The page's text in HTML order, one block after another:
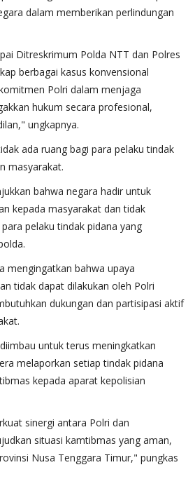
dalam memberikan perlindungan
Ditreskrimum Polda NTT dan Polres
berbagai kasus konvensional
Polri dalam menjaga
hukum secara profesional,
ungkapnya.
ada ruang bagi para pelaku tindak
masyarakat.
bahwa negara hadir untuk
kepada masyarakat dan tidak
pelaku tindak pidana yang
mengingatkan bahwa upaya
tidak dapat dilakukan oleh Polri
dukungan dan partisipasi aktif
untuk terus meningkatkan
melaporkan setiap tindak pidana
kepada aparat kepolisian
sinergi antara Polri dan
situasi kamtibmas yang aman,
Nusa Tenggara Timur," pungkas